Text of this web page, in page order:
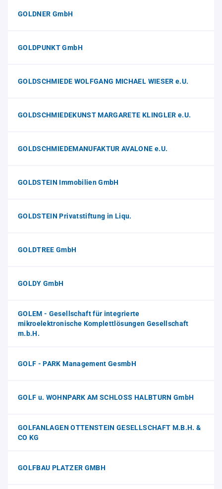
GOLDNER GmbH
GOLDPUNKT GmbH
GOLDSCHMIEDE WOLFGANG MICHAEL WIESER e.U.
GOLDSCHMIEDEKUNST MARGARETE KLINGLER e.U.
GOLDSCHMIEDEMANUFAKTUR AVALONE e.U.
GOLDSTEIN Immobilien GmbH
GOLDSTEIN Privatstiftung in Liqu.
GOLDTREE GmbH
GOLDY GmbH
GOLEM - Gesellschaft für integrierte
mikroelektronische Komplettlösungen Gesellschaft
m.b.H.
GOLF - PARK Management GesmbH
GOLF u. WOHNPARK AM SCHLOSS HALBTURN GmbH
GOLFANLAGEN OTTENSTEIN GESELLSCHAFT M.B.H. &
CO KG
GOLFBAU PLATZER GMBH